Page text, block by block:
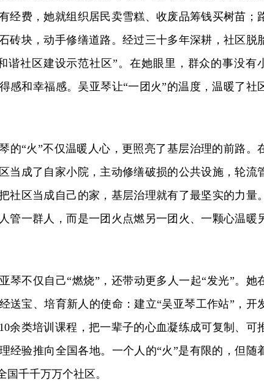
经费，她就组织居民卖雪糕、收废品筹钱买树苗；
砖块，动手修缮道路。经过三十多年深耕，社区脱
谐社区建设示范社区”。在她眼里，群众的事没有
感和幸福感。吴亚琴让“一团火”的温度，温暖了社
的“火”不仅温暖人心，更照亮了基层治理的前路。
当成了自家小院，主动修缮破损的公共设施，轮流
社区当成自己的家，基层治理就有了最坚实的力量。
管一群人，而是一团火点燃另一团火、一颗心温暖
琴不仅自己“燃烧”，还带动更多人一起“发光”。她
送宝、培育新人的使命：建立“吴亚琴工作站”，开
余类培训课程，把一辈子的心血凝练成可复制、可
经验推向全国各地。一个人的“火”是有限的，但随
千千万万个社区。